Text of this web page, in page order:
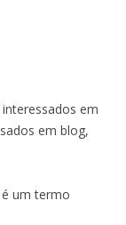
em
em blog,
um termo